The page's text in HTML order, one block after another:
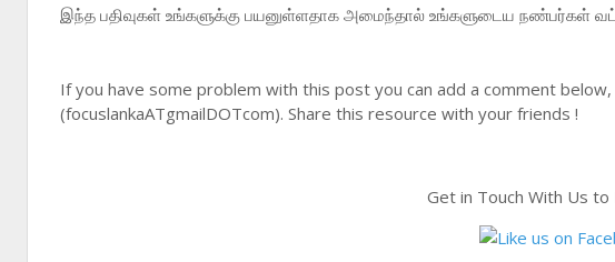
இந்த பதிவுகள் உங்களுக்கு பயனுள்ளதாக அமைந்தால் உங்களுடைய நண்பர்கள்
If you have some problem with this post you can add a comment
(focuslankaATgmailDOTcom). Share this resource with your friends !
Get in Touch With Us